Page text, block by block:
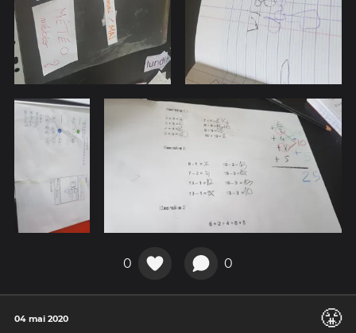
0 0
04 mai 2020 😤